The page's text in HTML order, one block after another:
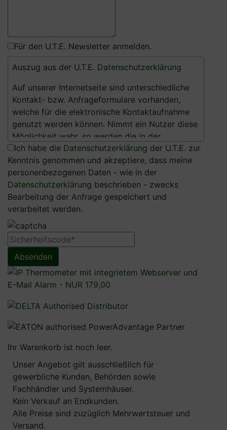
Für den U.T.E. Newsletter anmelden.
Auszug aus der U.T.E. Datenschutzerklärung
Auf unserer Internetseite sind unterschiedliche
Kontakt- bzw. Anfrageformulare vorhanden,
welche für die elektronische Kontaktaufnahme
genutzt werden können. Nimmt ein Nutzer diese
Möglichkeit wahr, so werden die in der
Eingabemaske eingegeben Daten an uns
übermittelt und gespeichert. Diese Daten sind:
(1) Anrede
(2) Vorname (optional)
(3) Nachname
(4) Unternehmen (optional)
(5) Telefonnummer (optional)
(6) Faxnummer (optional)
(7) E-Mailadresse
(8) Kundenart (Händler, Anwender, Installateur,
Planer)
Im Zeitpunkt der Absendung der Nachricht
werden zudem folgende Daten gespeichert:
(1) Informationen über den Browsertyp und die
(2) Das Betriebssystem des Nutzers
(3) Die IP-Adresse des Nutzers
(4) Datum und Uhrzeit der Registrierung
(5) Webseite über die das Formular abgesendet
wurde
Für die Verarbeitung der Daten wird im Rahmen
des Absendevorgangs Ihre Einwilligung
Ich habe die Datenschutzerklärung der U.T.E. zur
Kenntnis genommen und akzeptiere, dass meine
personenbezogenen Daten - wie in der
Datenschutzerklärung beschrieben - zwecks
Bearbeitung der Anfrage gespeichert und
verarbeitet werden.
Absenden
Ihr Warenkorb ist noch leer.
Unser Angebot gilt ausschließlich für
gewerbliche Kunden, Behörden sowie
Fachhändler und Systemhäuser.
Kein Verkauf an Endkunden.
Alle Preise sind zuzüglich Mehrwertsteuer und
Versand.